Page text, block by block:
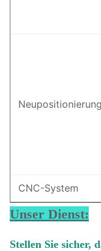
CNC-System
Unser Dienst:
Stellen Sie sicher,